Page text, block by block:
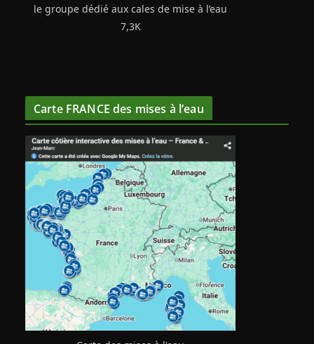
le groupe dédié aux cales de mise à l’eau
7,3K
Carte FRANCE des mises à l’eau